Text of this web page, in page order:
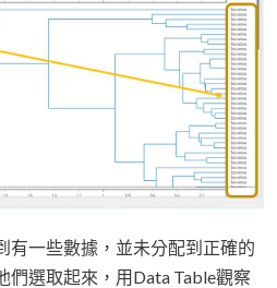
有一些數據，並未分配到正確的
們選取起來，用Data Table觀察